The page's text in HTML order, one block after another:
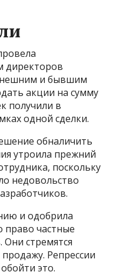
директоров
и бывшим
акции на сумму
получили в
одной сделки.
обналичить
утроила прежний
поскольку
недовольство
и одобрила
право частные
стремятся
Репрессии
это.